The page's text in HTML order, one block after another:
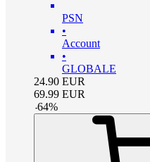
PSN
•
Account
•
GLOBALE
24.90 EUR
69.99 EUR
-64%